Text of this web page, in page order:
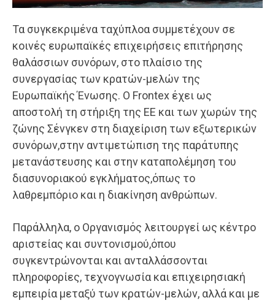
Τα συγκεκριμένα ταχύπλοα συμμετέχουν σε
κοινές ευρωπαϊκές επιχειρήσεις επιτήρησης
θαλάσσιων συνόρων, στο πλαίσιο της
συνεργασίας των κρατών-μελών της
Ευρωπαϊκής Ένωσης. Ο Frontex έχει ως
αποστολή τη στήριξη της ΕΕ και των χωρών της
ζώνης Σένγκεν στη διαχείριση των εξωτερικών
συνόρων,στην αντιμετώπιση της παράτυπης
μετανάστευσης και στην καταπολέμηση του
διασυνοριακού εγκλήματος,όπως το
λαθρεμπόριο και η διακίνηση ανθρώπων.
Παράλληλα, ο Οργανισμός λειτουργεί ως κέντρο
αριστείας και συντονισμού,όπου
συγκεντρώνονται και ανταλλάσσονται
πληροφορίες, τεχνογνωσία και επιχειρησιακή
εμπειρία μεταξύ των κρατών-μελών, αλλά και με